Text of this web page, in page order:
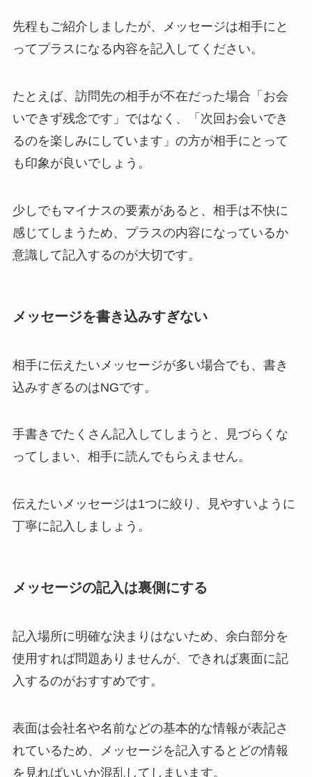
先程もご紹介しましたが、メッセージは相手にと
ってプラスになる内容を記入してください。
たとえば、訪問先の相手が不在だった場合「お会
いできず残念です」ではなく、「次回お会いでき
るのを楽しみにしています」の方が相手にとって
も印象が良いでしょう。
少しでもマイナスの要素があると、相手は不快に
感じてしまうため、プラスの内容になっているか
意識して記入するのが大切です。
メッセージを書き込みすぎない
相手に伝えたいメッセージが多い場合でも、書き
込みすぎるのはNGです。
手書きでたくさん記入してしまうと、見づらくな
ってしまい、相手に読んでもらえません。
伝えたいメッセージは1つに絞り、見やすいように
丁寧に記入しましょう。
メッセージの記入は裏側にする
記入場所に明確な決まりはないため、余白部分を
使用すれば問題ありませんが、できれば裏面に記
入するのがおすすめです。
表面は会社名や名前などの基本的な情報が表記さ
れているため、メッセージを記入するとどの情報
を見ればいいか混乱してしまいます。